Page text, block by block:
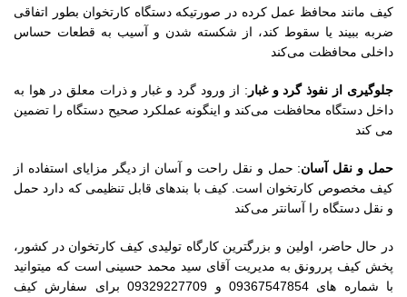
کیف مانند محافظ عمل کرده در صورتیکه دستگاه کارتخوان بطور اتفاقی
ضربه ببیند یا سقوط کند، از شکسته شدن و آسیب به قطعات حساس
داخلی محافظت می‌کند
جلوگیری از نفوذ گرد و غبار : از ورود گرد و غبار و ذرات معلق در هوا به
داخل دستگاه محافظت می‌کند و اینگونه عملکرد صحیح دستگاه را تضمین
می کند
حمل و نقل آسان: حمل و نقل راحت و آسان از دیگر مزایای استفاده از
کیف مخصوص کارتخوان است. کیف با بندهای قابل تنظیمی که دارد حمل
و نقل دستگاه را آسانتر می‌کند
در حال حاضر، اولین و بزرگترین کارگاه تولیدی کیف کارتخوان در کشور،
پخش کیف پررونق به مدیریت آقای سید محمد حسینی است که میتوانید
با شماره های 09367547854 و 09329227709 برای سفارش کیف